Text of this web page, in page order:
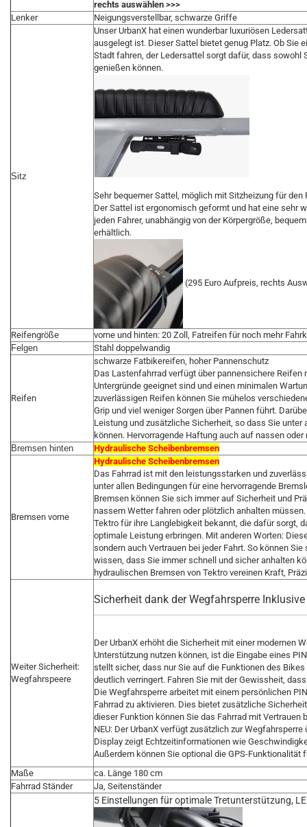
rechts auswählen >>>
Lenker
Neigungsverstellbar, schwarze Griffe
Sitz
Unser UrbanX hat einen wunderbar luxuriösen
ausgelegt ist. Dieser Sattel bietet genug Platz. Ob Sie
Stadt fahren, der Ledersattel sorgt dafür, dass sowohl
genießen können.
Sehr bequemer Sattel, möglich mit Sitzheizung für den
Der Sattel ist ergonomisch geformt und hat eine sehr
jeden Fahrer, unabhängig von der Körpergröße,
erhältlich.
(295 Euro Aufpreis, rechts
Reifengröße
vorne und hinten: 20 Zoll, Fatreifen für noch mehr
Felgen
Stahl doppelwandig
Reifen
schwarze Fatbikereifen, hoher Pannenschutz
Das Lastenfahrrad verfügt über pannensichere Reifen
Untergründe geeignet sind und einen minimalen
zuverlässigen Reifen können Sie mühelos
Grip und viel weniger Sorgen über Pannen führt.
Leistung und zusätzliche Sicherheit, so dass Sie unter
können. Hervorragende Haftung auch auf nassen
Bremsen hinten
Hydraulische Scheibenbremsen
Bremsen vorne
Hydraulische Scheibenbremsen
Das Fahrrad ist mit den leistungsstarken und
unter allen Bedingungen für eine hervorragende
Bremsen können Sie sich immer auf Sicherheit und
nassem Wetter fahren oder plötzlich anhalten
Tektro für ihre Langlebigkeit bekannt, die dafür sorgt,
optimale Leistung erbringen. Mit anderen Worten:
sondern auch Vertrauen bei jeder Fahrt. So können
wissen, dass Sie immer schnell und sicher anhalten
hydraulischen Bremsen von Tektro vereinen Kraft,
Weiter Sicherheit:
Wegfahrspeere
Sicherheit dank der Wegfahrsperre Inklusive
Der UrbanX erhöht die Sicherheit mit einer modernen
Unterstützung nutzen können, ist die Eingabe eines
stellt sicher, dass nur Sie auf die Funktionen des
deutlich verringert. Fahren Sie mit der Gewissheit,
Die Wegfahrsperre arbeitet mit einem persönlichen
Fahrrad zu aktivieren. Dies bietet zusätzliche
dieser Funktion können Sie das Fahrrad mit Vertrauen
NEU: Der UrbanX verfügt zusätzlich zur
Display zeigt Echtzeitinformationen wie
Außerdem können Sie optional die GPS-
Maße
ca. Länge 180 cm
Fahrrad Ständer
Ja, Seitenständer
5 Einstellungen für optimale Tretunterstützung,